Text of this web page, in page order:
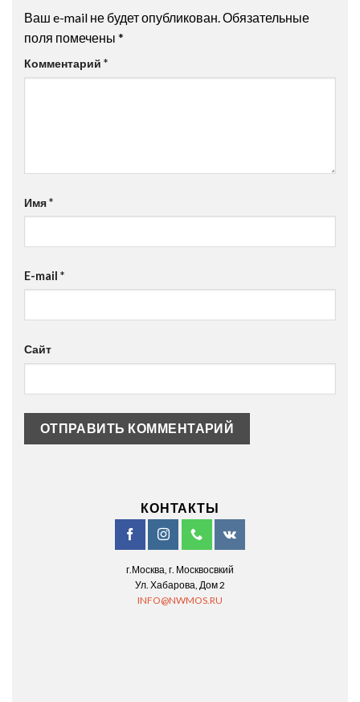
Ваш e-mail не будет опубликован.Обязательные
поля помечены *
Комментарий *
Имя*
E-mail *
Сайт
КОНТАКТЫ
г.Москва, г. Москвосвкий
Ул. Хабарова, Дом 2
INFO@NWMOS.RU